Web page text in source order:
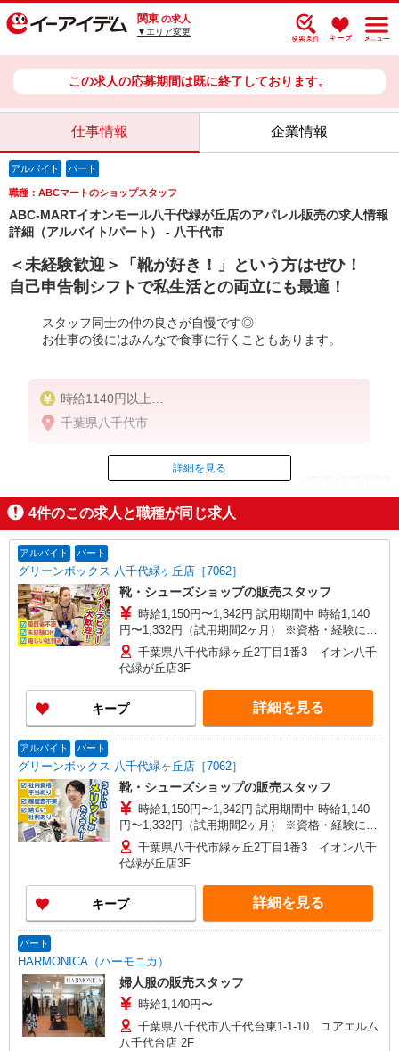
関東 の求人
▼エリア変更
この求人の応募期間は既に終了しております。
仕事情報 企業情報
アルバイト パート
職種：ABCマートのショップスタッフ
ABC-MARTイオンモール八千代緑が丘店のアパレル販売の求人情報
詳細（アルバイト/パート） - 八千代市
＜未経験歓迎＞「靴が好き！」という方はぜひ！
自己申告制シフトで私生活との両立にも最適！
スタッフ同士の仲の良さが自慢です◎
お仕事の後にはみんなで食事に行くこともあります。
時給1140円以上
高校生時給1140円以上
千葉県八千代市
ID：AE0515259833
掲載期間終了
詳細を見る
4件のこの求人と職種が同じ求人
アルバイト パート
グリーンボックス 八千代緑ヶ丘店［7062］
靴・シューズショップの販売スタッフ
時給1,150円〜1,342円 試用期間中 時給1,140
円〜1,332円（試用期間2ヶ月） ※資格・経験によ
る 千葉県八千代市緑ヶ丘2丁目1番3 イオン八千
代緑が丘店3F
キープ 詳細を見る
アルバイト パート
グリーンボックス 八千代緑ヶ丘店［7062］
靴・シューズショップの販売スタッフ
時給1,150円〜1,342円 試用期間中 時給1,140
円〜1,332円（試用期間2ヶ月） ※資格・経験によ
る 千葉県八千代市緑ヶ丘2丁目1番3 イオン八千
代緑が丘店3F
キープ 詳細を見る
パート
HARMONICA（ハーモニカ）
婦人服の販売スタッフ
時給1,140円〜
千葉県八千代市八千代台東1-1-10 ユアエルム
八千代台店 2F